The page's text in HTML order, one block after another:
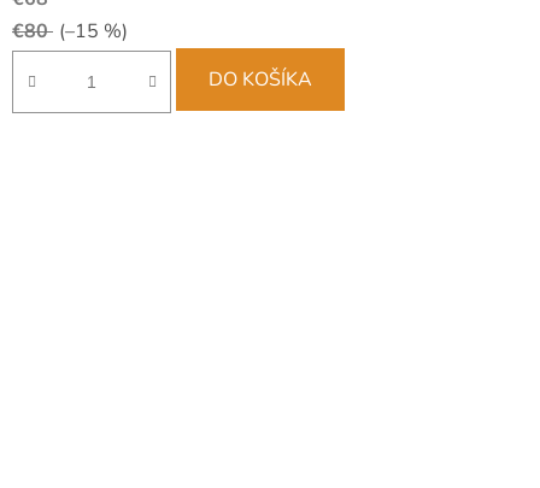
€80 (–15 %)
DO KOŠÍKA